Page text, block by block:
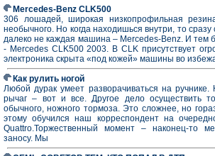
Mercedes-Benz CLK500
306 лошадей, широкая низкопрофильная
необычного. Но когда находишься внутри, то сразу
далеко не каждая машина – Mercedes-Benz. И тем
- Mercedes CLK500 2003. В CLK присутствует
электроника скрыта «под кожей» машины во
Как рулить ногой
Любой дурак умеет разворачиваться на ручнике.
рычаг – вот и все. Другое дело осуществить
обычного, ножного тормоза. Это сложнее, но
этому обучился наш корреспондент на
Quattro.Торжественный момент – наконец-то
заносу. Мы